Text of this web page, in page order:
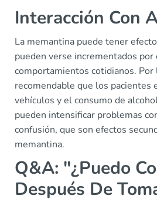
Interacción Con
La memantina puede tener
pueden verse incrementados por
comportamientos cotidianos. Por
recomendable que los pacientes
vehículos y el consumo de
pueden intensificar problemas
confusión, que son efectos
memantina.
Q&A: "¿Puedo
Después De